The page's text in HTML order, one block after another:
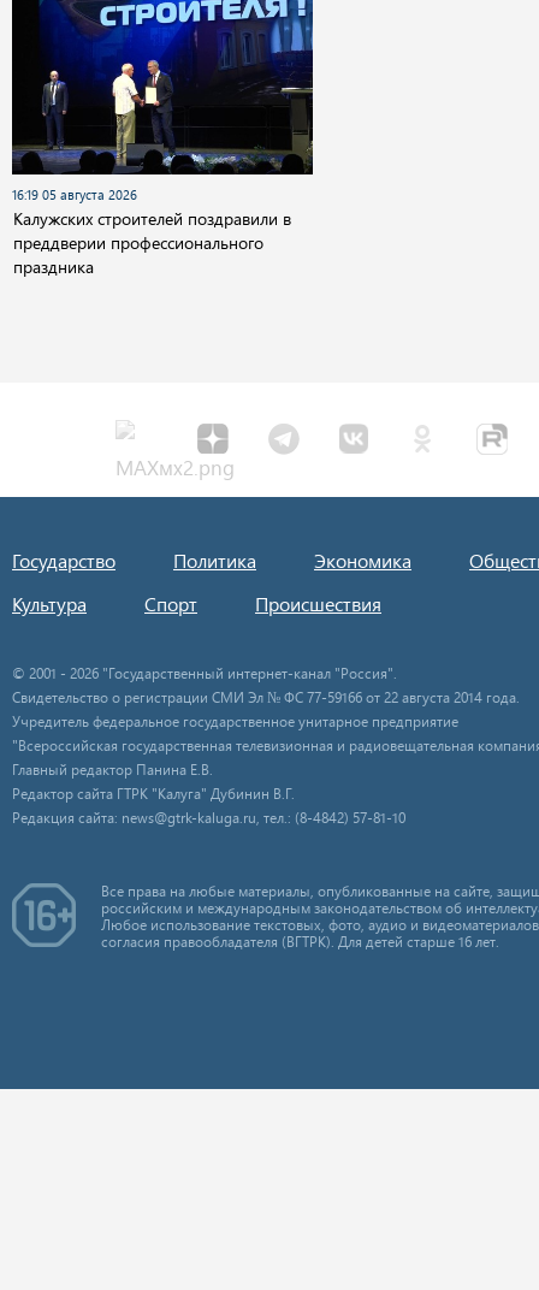
16:19 05 августа 2026
Калужских строителей поздравили в
преддверии профессионального
праздника
Государство Политика Экономика
Культура
Спорт Происшествия
© 2001 - 2026 "Государственный интернет-канал "Россия".
Свидетельство о регистрации СМИ Эл № ФС 77-59166 от 22 августа 2014 года.
Учредитель федеральное государственное унитарное предприятие
"Всероссийская государственная телевизионная и радиовещательная
Главный редактор Панина Е.В.
Редактор сайта ГТРК "Калуга" Дубинин В.Г.
Редакция сайта: news@gtrk-kaluga.ru, тел.: (8-4842) 57-81-10
Все права на любые материалы, опубликованные на сайте,
российским и международным законодательством об
Любое использование текстовых, фото, аудио и
согласия правообладателя (ВГТРК). Для детей старше 16 лет.